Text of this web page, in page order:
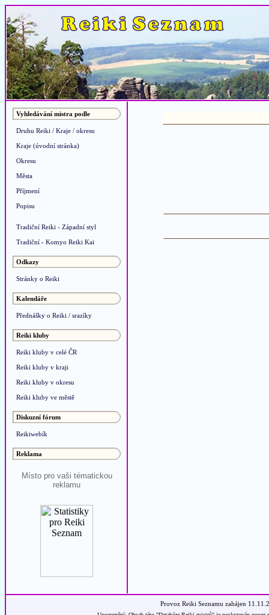
Vyhledávání mistra podle
Druhu Reiki / Kraje / okresu
Kraje (úvodní stránka)
Okresu
Města
Příjmení
Popisu
Tradiční Reiki - Západní styl
Tradiční - Komyo Reiki Kai
Odkazy
Stránky o Reiki
Kalendáře
Přednášky o Reiki / srazíky
Reiki kluby
Reiki kluby v celé ČR
Reiki kluby v kraji
Reiki kluby v okresu
Reiki kluby ve městě
Diskuzní fórum
Reikiwebík
Reklama
Místo pro vaši tématickou
reklamu
Provoz Reiki Seznamu zahájen